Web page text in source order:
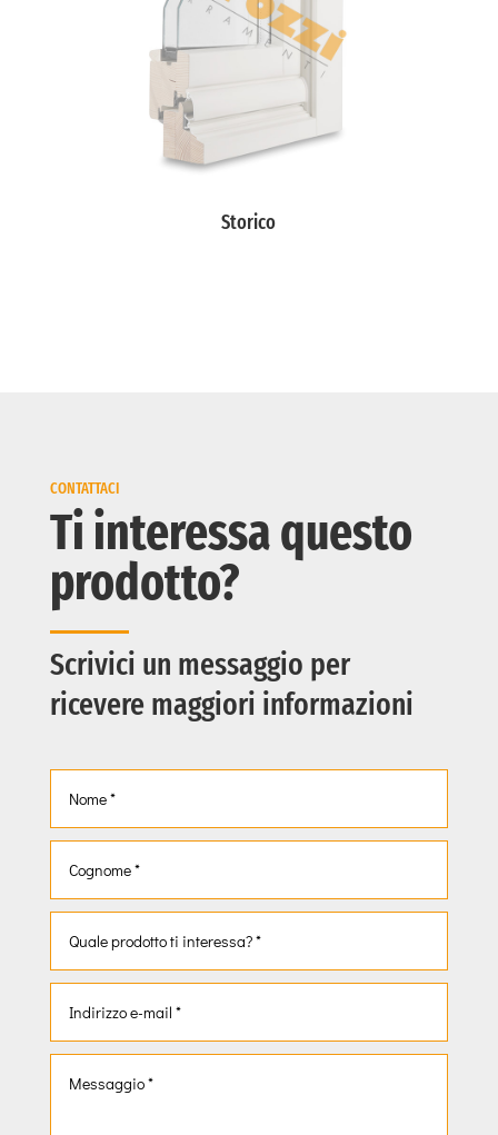
Storico
CONTATTACI
Ti interessa questo
prodotto?
Scrivici un messaggio per
ricevere maggiori informazioni